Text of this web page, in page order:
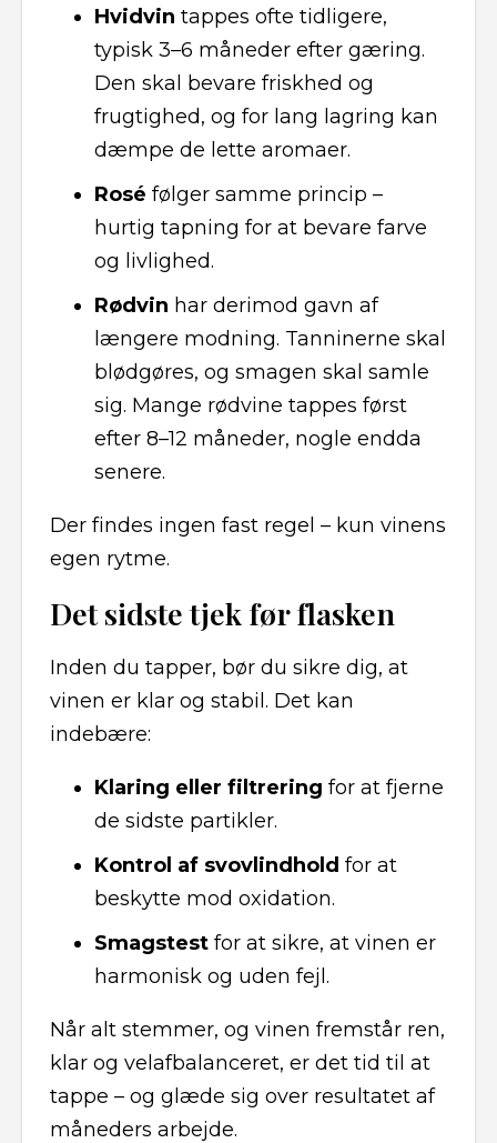
Hvidvin tappes ofte tidligere,
typisk 3–6 måneder efter gæring.
Den skal bevare friskhed og
frugtighed, og for lang lagring kan
dæmpe de lette aromaer.
Rosé følger samme princip –
hurtig tapning for at bevare farve
og livlighed.
Rødvin har derimod gavn af
længere modning. Tanninerne skal
blødgøres, og smagen skal samle
sig. Mange rødvine tappes først
efter 8–12 måneder, nogle endda
senere.
Der findes ingen fast regel – kun vinens
egen rytme.
Det sidste tjek før flasken
Inden du tapper, bør du sikre dig, at
vinen er klar og stabil. Det kan
indebære:
Klaring eller filtrering for at fjerne
de sidste partikler.
Kontrol af svovlindhold for at
beskytte mod oxidation.
Smagstest for at sikre, at vinen er
harmonisk og uden fejl.
Når alt stemmer, og vinen fremstår ren,
klar og velafbalanceret, er det tid til at
tappe – og glæde sig over resultatet af
måneders arbejde.